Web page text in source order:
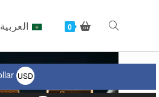
العربية 0 Toggle
USD
$